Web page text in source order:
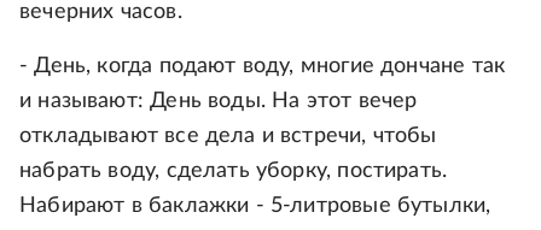
вечерних часов.
- День, когда подают воду, многие дончане так
и называют: День воды. На этот вечер
откладывают все дела и встречи, чтобы
набрать воду, сделать уборку, постирать.
Набирают в баклажки - 5-литровые бутылки,